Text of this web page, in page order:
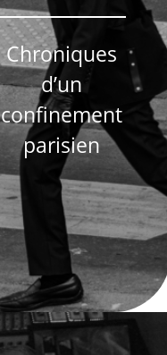
Chroniques
d’un
confinement
parisien